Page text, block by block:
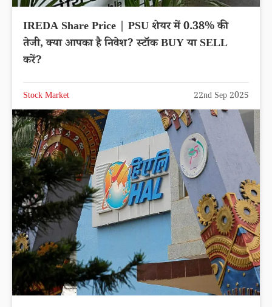
IREDA Share Price | PSU शेयर में 0.38% की
तेजी, क्या आपका है निवेश? स्टॉक BUY या SELL
करें?
Stock Market 22nd Sep 2025